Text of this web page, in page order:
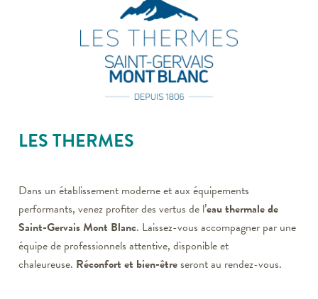
LES THERMES
Dans un établissement moderne et aux équipements
performants, venez profiter des vertus de l’eau thermale de
Saint-Gervais Mont Blanc. Laissez-vous accompagner par une
équipe de professionnels attentive, disponible et
chaleureuse. Réconfort et bien-êtreseront au rendez-vous.